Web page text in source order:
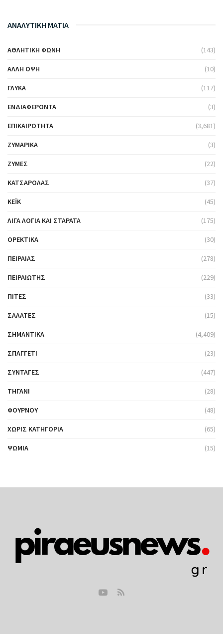
ΑΝΑΛΥΤΙΚΗ ΜΑΤΙΑ
ΑΘΛΗΤΙΚΉ ΦΩΝΉ (143)
ΆΛΛΗ ΌΨΗ (10)
ΓΛΥΚΆ (117)
ΕΝΔΙΑΦΈΡΟΝΤΑ (3)
ΕΠΙΚΑΙΡΌΤΗΤΑ (3,681)
ΖΥΜΑΡΙΚΆ (3)
ΖΎΜΕΣ (22)
ΚΑΤΣΑΡΌΛΑΣ (37)
ΚΈΙΚ (45)
ΛΊΓΑ ΛΌΓΙΑ ΚΑΙ ΣΤΑΡΆΤΑ (175)
ΟΡΕΚΤΙΚΆ (30)
ΠΕΙΡΑΙΆΣ (278)
ΠΕΙΡΑΙΏΤΗΣ (229)
ΠΊΤΕΣ (33)
ΣΑΛΆΤΕΣ (15)
ΣΗΜΑΝΤΙΚΆ (4,409)
ΣΠΑΓΓΈΤΙ (23)
ΣΥΝΤΑΓΈΣ (447)
ΤΗΓΆΝΙ (28)
ΦΟΎΡΝΟΥ (48)
ΧΩΡΊΣ ΚΑΤΗΓΟΡΊΑ (65)
ΨΩΜΙΆ (15)